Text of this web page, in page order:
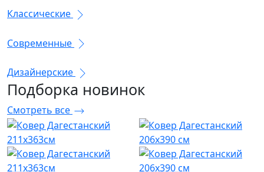
Классические
Современные
Дизайнерские
Подборка новинок
Смотреть все